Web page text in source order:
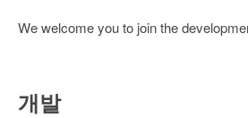
We welcome you to join the
개발